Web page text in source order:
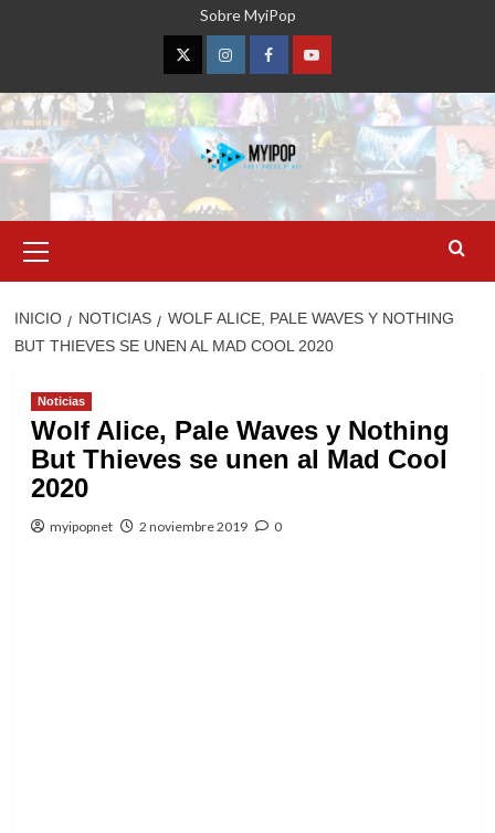
Sobre MyiPop
TwitterInstagramFacebookYouTube
primario
INICIO NOTICIAS
WOLF ALICE, PALE WAVES Y NOTHING
BUT THIEVES SE UNEN AL MAD COOL 2020
Noticias
Wolf Alice, Pale Waves y Nothing
But Thieves se unen al Mad Cool
2020
myipopnet 2 noviembre 2019 0